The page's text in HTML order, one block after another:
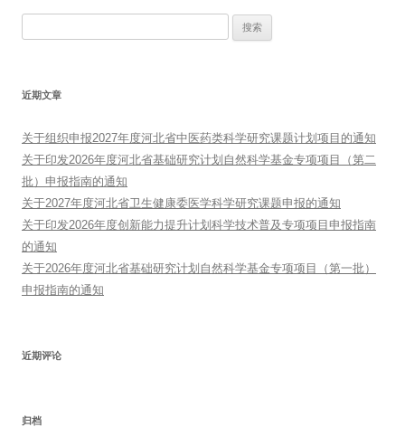
近期文章
关于组织申报2027年度河北省中医药类科学研究课题计划项目的通知
关于印发2026年度河北省基础研究计划自然科学基金专项项目（第二
批）申报指南的通知
关于2027年度河北省卫生健康委医学科学研究课题申报的通知
关于印发2026年度创新能力提升计划科学技术普及专项项目申报指南
的通知
关于2026年度河北省基础研究计划自然科学基金专项项目（第一批）
申报指南的通知
近期评论
归档